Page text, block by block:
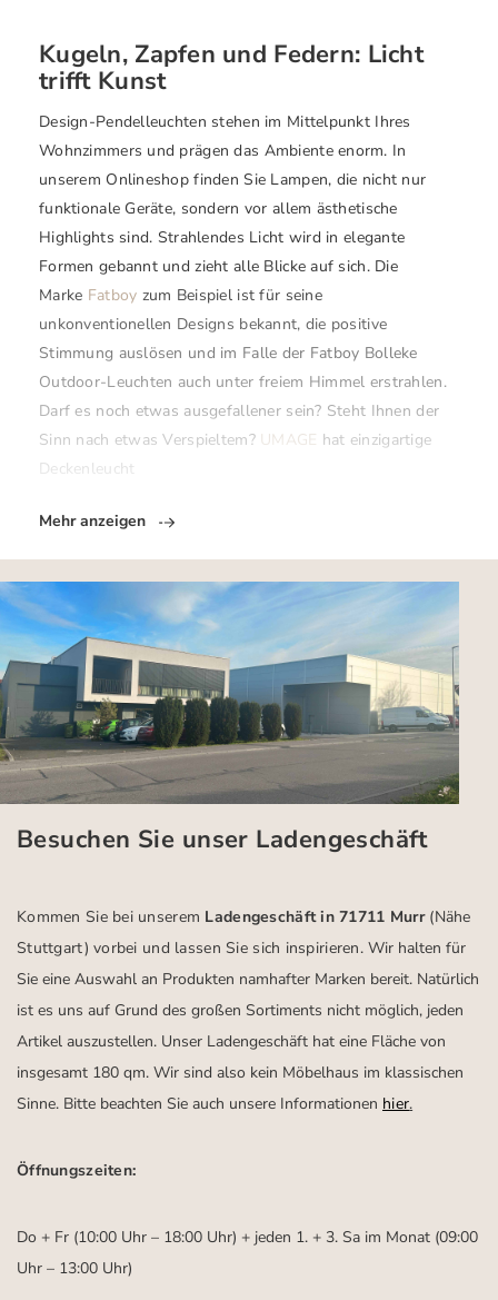
Kugeln, Zapfen und Federn: Licht
trifft Kunst
Design-Pendelleuchten stehen im Mittelpunkt Ihres
Wohnzimmers und prägen das Ambiente enorm. In
unserem Onlineshop finden Sie Lampen, die nicht nur
funktionale Geräte, sondern vor allem ästhetische
Highlights sind. Strahlendes Licht wird in elegante
Formen gebannt und zieht alle Blicke auf sich. Die
Marke Fatboy zum Beispiel ist für seine
unkonventionellen Designs bekannt, die positive
Stimmung auslösen und im Falle der Fatboy Bolleke
Outdoor-Leuchten auch unter freiem Himmel erstrahlen.
Darf es noch etwas ausgefallener sein? Steht Ihnen der
Sinn nach etwas Verspieltem? UMAGE hat einzigartige
Deckenleucht
Mehr anzeigen
Besuchen Sie unser Ladengeschäft
Kommen Sie bei unserem Ladengeschäft in 71711 Murr (Nähe
Stuttgart) vorbei und lassen Sie sich inspirieren.Wir halten für
Sie eine Auswahl an Produkten namhafter Marken bereit. Natürlich
ist es uns auf Grund des großen Sortiments nicht möglich, jeden
Artikel auszustellen. Unser Ladengeschäft hat eine Fläche von
insgesamt 180 qm. Wir sind also kein Möbelhaus im klassischen
Sinne. Bitte beachten Sie auch unsere Informationen hier.
Öffnungszeiten:
Do + Fr (10:00 Uhr – 18:00 Uhr) + jeden 1. + 3. Sa im Monat (09:00
Uhr – 13:00 Uhr)